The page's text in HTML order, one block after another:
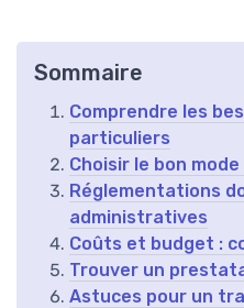
Sommaire
Comprendre les
particuliers
Choisir le bon
Réglementations
administratives
Coûts et budget :
Trouver un
Astuces pour un